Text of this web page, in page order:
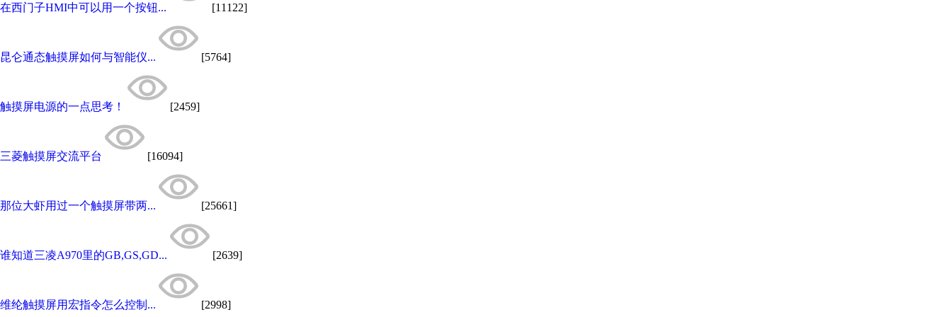
在西门子HMI中可以用一个按钮... [11122]
昆仑通态触摸屏如何与智能仪... [5764]
触摸屏电源的一点思考！ [2459]
三菱触摸屏交流平台 [16094]
那位大虾用过一个触摸屏带两... [25661]
谁知道三凌A970里的GB,GS,GD... [2639]
维纶触摸屏用宏指令怎么控制... [2998]